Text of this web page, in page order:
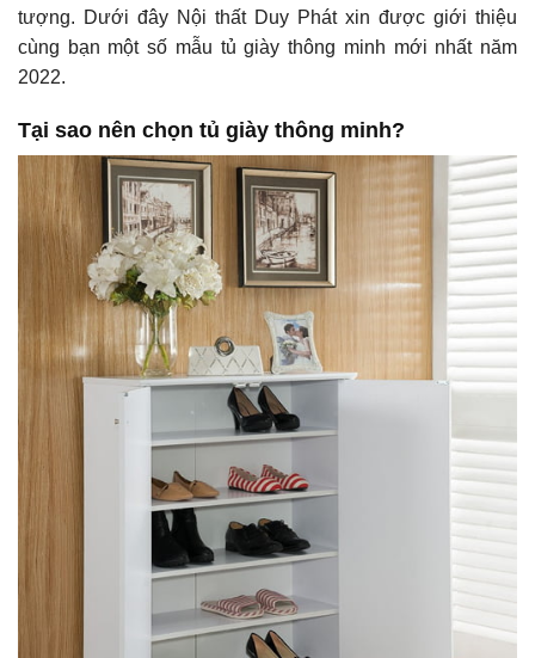
tượng. Dưới đây Nội thất Duy Phát xin được giới thiệu
cùng bạn một số mẫu tủ giày thông minh mới nhất năm
2022.
Tại sao nên chọn tủ giày thông minh?